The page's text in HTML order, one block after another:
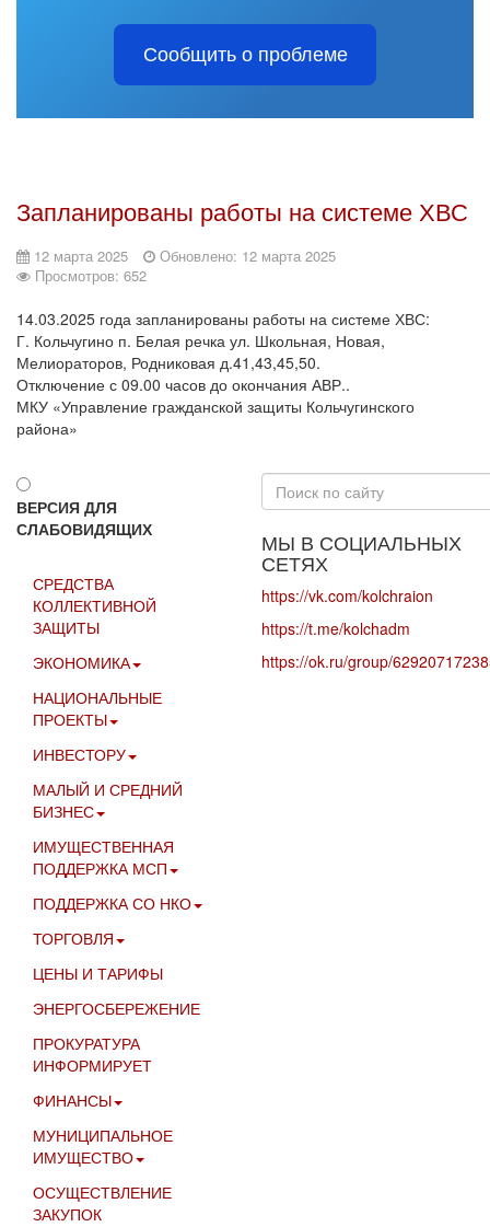
Сообщить о проблеме
Запланированы работы на системе ХВС
12 марта 2025
Обновлено: 12 марта 2025
Просмотров: 652
14.03.2025 года запланированы работы на системе ХВС:
Г. Кольчугино п. Белая речка ул. Школьная, Новая,
Мелиораторов, Родниковая д.41,43,45,50.
Отключение с 09.00 часов до окончания АВР..
МКУ «Управление гражданской защиты Кольчугинского
района»
ВЕРСИЯ ДЛЯ
СЛАБОВИДЯЩИХ
СРЕДСТВА
КОЛЛЕКТИВНОЙ
ЗАЩИТЫ
ЭКОНОМИКА
НАЦИОНАЛЬНЫЕ
ПРОЕКТЫ
ИНВЕСТОРУ
МАЛЫЙ И СРЕДНИЙ
БИЗНЕС
ИМУЩЕСТВЕННАЯ
ПОДДЕРЖКА МСП
ПОДДЕРЖКА СО НКО
ТОРГОВЛЯ
ЦЕНЫ И ТАРИФЫ
ЭНЕРГОСБЕРЕЖЕНИЕ
ПРОКУРАТУРА
ИНФОРМИРУЕТ
ФИНАНСЫ
МУНИЦИПАЛЬНОЕ
ИМУЩЕСТВО
ОСУЩЕСТВЛЕНИЕ
ЗАКУПОК
Искать...
МЫ В СОЦИАЛЬНЫХ
СЕТЯХ
https://vk.com/kolchraion
https://t.me/kolchadm
https://ok.ru/group/